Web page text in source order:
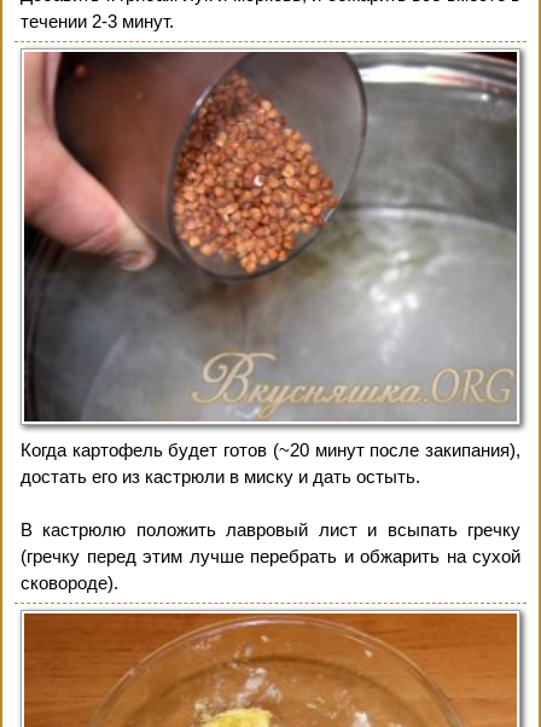
течении 2-3 минут.
Когда картофель будет готов (~20 минут после закипания),
достать его из кастрюли в миску и дать остыть.
В кастрюлю положить лавровый лист и всыпать гречку
(гречку перед этим лучше перебрать и обжарить на сухой
сковороде).